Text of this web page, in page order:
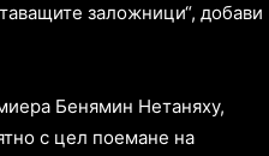
заложници“, добави
Бенямин Нетаняху,
с цел поемане на